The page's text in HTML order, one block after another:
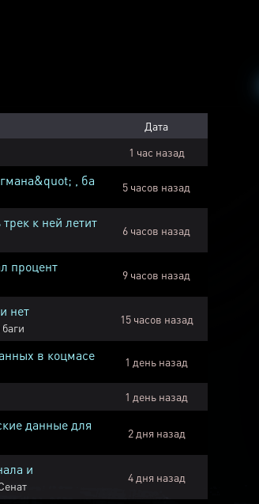
Дата
1 час назад
, ба 5 часов назад
к ней летит
6 часов назад
процент
9 часов назад
нет
15 часов назад
в коцмасе 1 день назад
1 день назад
данные для
2 дня назад
и
4 дня назад